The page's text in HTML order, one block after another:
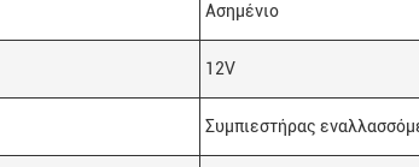
Ασημένιο
12V
Συμπιεστήρας